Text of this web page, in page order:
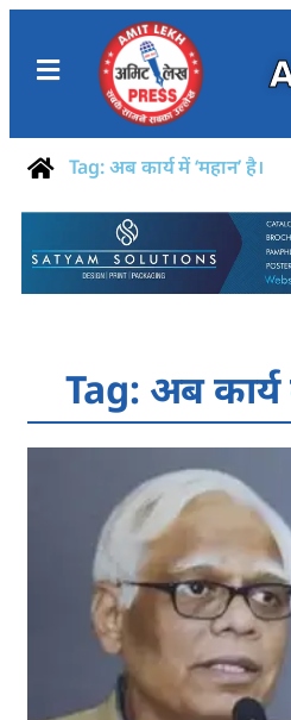
Tag: अब कार्य में ‘महान’ है।
Tag: अब कार्य